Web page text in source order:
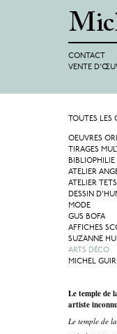
CONTACT
VENTE
TOUTES
OEUVRES
TIRAGES
BIBLIOPHILIE
ATELIER
ATELIER
DESSIN
MODE
GUS BOFA
AFFICHES
SUZANNE
ARTS DÉCO
MICHEL
Le temple de
artiste
Le temple de